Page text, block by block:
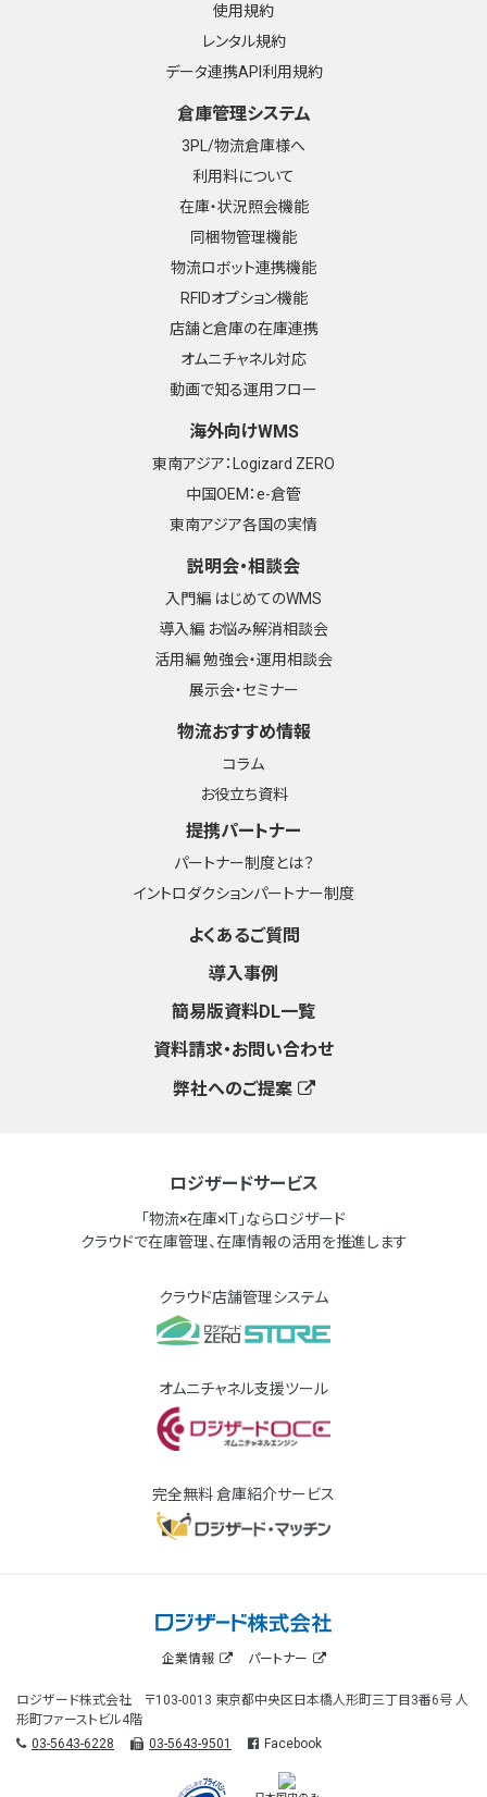
使用規約
レンタル規約
データ連携API利用規約
倉庫管理システム
3PL/物流倉庫様へ
利用料について
在庫・状況照会機能
同梱物管理機能
物流ロボット連携機能
RFIDオプション機能
店舗と倉庫の在庫連携
オムニチャネル対応
動画で知る運用フロー
海外向けWMS
東南アジア：Logizard ZERO
中国OEM：e-倉管
東南アジア各国の実情
説明会・相談会
入門編 はじめてのWMS
導入編 お悩み解消相談会
活用編 勉強会・運用相談会
展示会・セミナー
物流おすすめ情報
コラム
お役立ち資料
提携パートナー
パートナー制度とは？
イントロダクションパートナー制度
よくあるご質問
導入事例
簡易版資料DL一覧
資料請求・お問い合わせ
弊社へのご提案
ロジザードサービス
「物流×在庫×IT」ならロジザード
クラウドで在庫管理、在庫情報の活用を推進します
クラウド店舗管理システム
オムニチャネル支援ツール
完全無料 倉庫紹介サービス
企業情報 パートナー
ロジザード株式会社 〒103-0013 東京都中央区日本橋人形町三丁目3番6号 人
形町ファーストビル4階
03-5643-6228
03-5643-9501 Facebook